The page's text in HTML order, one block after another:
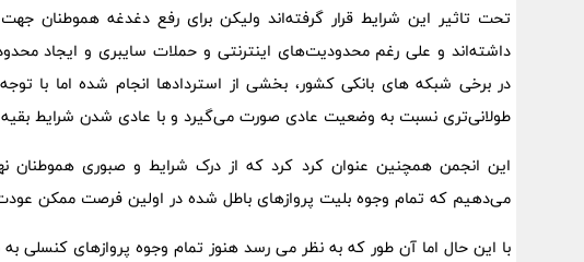
تحت تاثیر این شرایط قرار گرفته‌اند ولیکن برای رفع دغدغه هموطنان
داشته‌اند و علی رغم محدودیت‌های اینترنتی و حملات سایبری و ایجاد
در برخی شبکه های بانکی کشور، بخشی از استردادها انجام شده اما با توجه
طولانی‌تری نسبت به وضعیت عادی صورت می‌گیرد و با عادی شدن شرایط بقیه
این انجمن همچنین عنوان کرد کرد که از درک شرایط و صبوری هموطنان
می‌دهیم که تمام وجوه بلیت پروازهای باطل شده در اولین فرصت ممکن
با این حال اما آن طور که به نظر می رسد هنوز تمام وجوه پروازهای کنسلی